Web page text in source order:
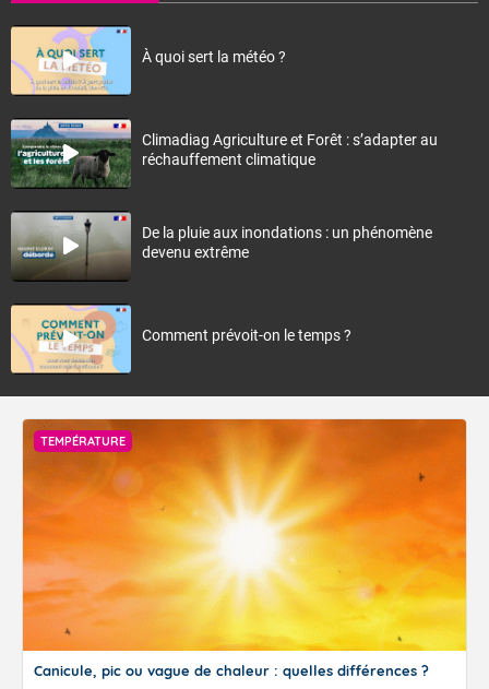
À quoi sert la météo ?
Climadiag Agriculture et Forêt : s’adapter au
réchauffement climatique
De la pluie aux inondations : un phénomène
devenu extrême
Comment prévoit-on le temps ?
TEMPÉRATURE
Canicule, pic ou vague de chaleur : quelles différences ?